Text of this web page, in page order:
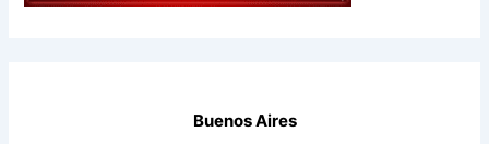
Buenos Aires